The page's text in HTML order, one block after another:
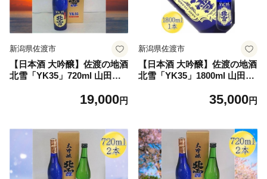
新潟県佐渡市
【日本酒 大吟醸】佐渡の地酒
北雪「YK35」720ml 山田錦3
酵 | 新潟の地酒 佐渡の地酒
け sake 四合瓶 720ml ギフト
贈答 にいがた さど 新潟県 佐
渡市
19,000円
新潟県佐渡市
【日本酒 大吟醸】佐渡の地酒
北雪「YK35」1800ml 山田錦
発酵 | 新潟の地酒 佐渡の地酒
け sake 一升瓶 1800ml ギフ
ト 贈答 にいがた さど 新潟県
佐渡市
35,000円